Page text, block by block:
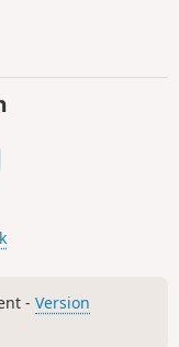
-Version